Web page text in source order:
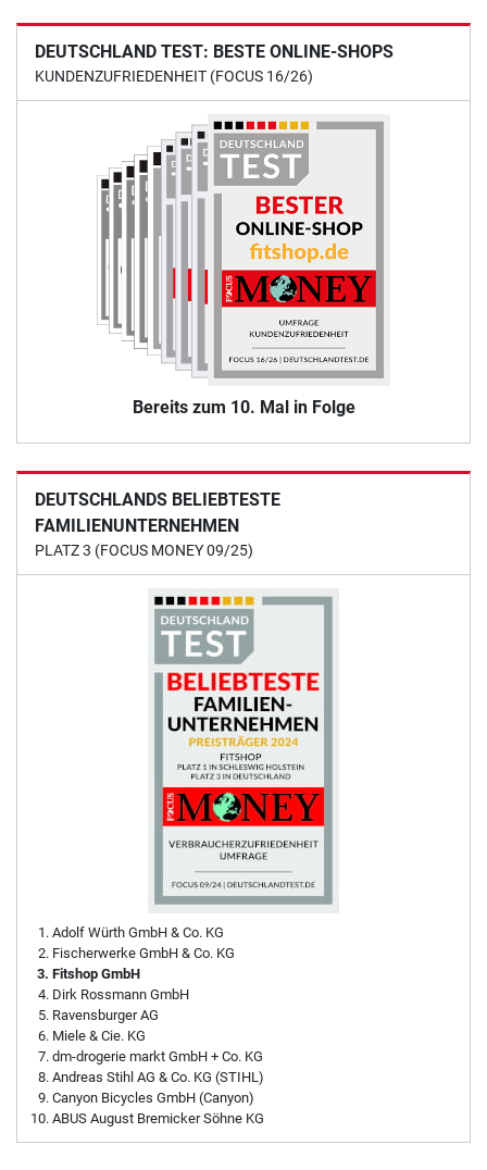
DEUTSCHLAND TEST: BESTE ONLINE-SHOPS
KUNDENZUFRIEDENHEIT (FOCUS 16/26)
Bereits zum 10. Mal in Folge
DEUTSCHLANDS BELIEBTESTE
FAMILIENUNTERNEHMEN
PLATZ 3 (FOCUS MONEY 09/25)
Adolf Würth GmbH & Co. KG
Fischerwerke GmbH & Co. KG
Fitshop GmbH
Dirk Rossmann GmbH
Ravensburger AG
Miele & Cie. KG
dm-drogerie markt GmbH + Co. KG
Andreas Stihl AG & Co. KG (STIHL)
Canyon Bicycles GmbH (Canyon)
ABUS August Bremicker Söhne KG